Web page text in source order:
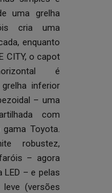
uma grelha
cria uma
enquanto
CITY, o capot
é
inferior
– uma
com
Toyota.
robustez,
– agora
– e pelas
(versões